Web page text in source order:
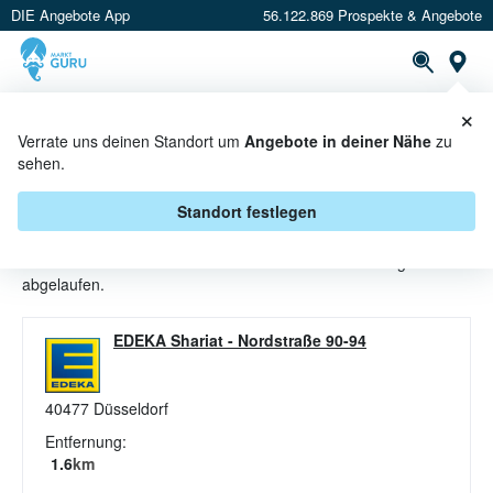
DIE Angebote App 56.122.869 Prospekte & Angebote
Verrate uns deinen Standort um Angebote in deiner Nähe zu
sehen.
Standort festlegen
×
WASCHMITTEL ANGEBOTE &
AKTIONEN BEI EDEKA
abgelaufen.
EDEKA Shariat - Nordstraße 90-94
40477 Düsseldorf
Entfernung:
1.6km